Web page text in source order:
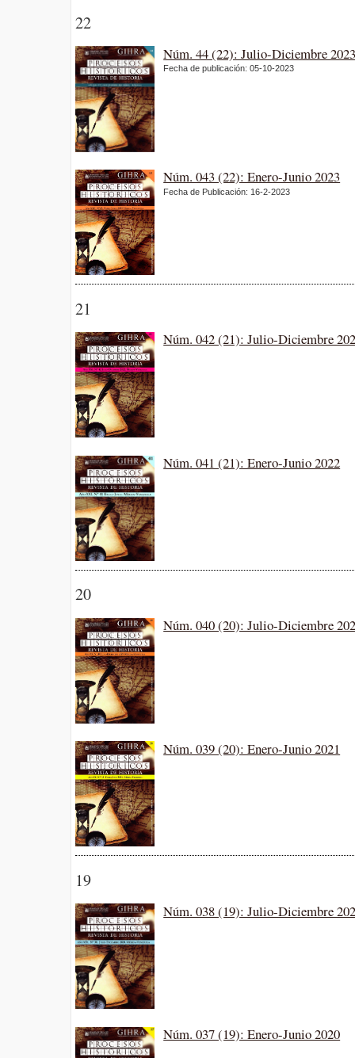
22
Núm. 44 (22): Julio-Diciembre
Fecha de publicación: 05-10-2023
Núm. 043 (22): Enero-Junio 2023
Fecha de Publicación: 16-2-2023
21
Núm. 042 (21): Julio-Diciembre
Núm. 041 (21): Enero-Junio 2022
20
Núm. 040 (20): Julio-Diciembre
Núm. 039 (20): Enero-Junio 2021
19
Núm. 038 (19): Julio-Diciembre
Núm. 037 (19): Enero-Junio 2020